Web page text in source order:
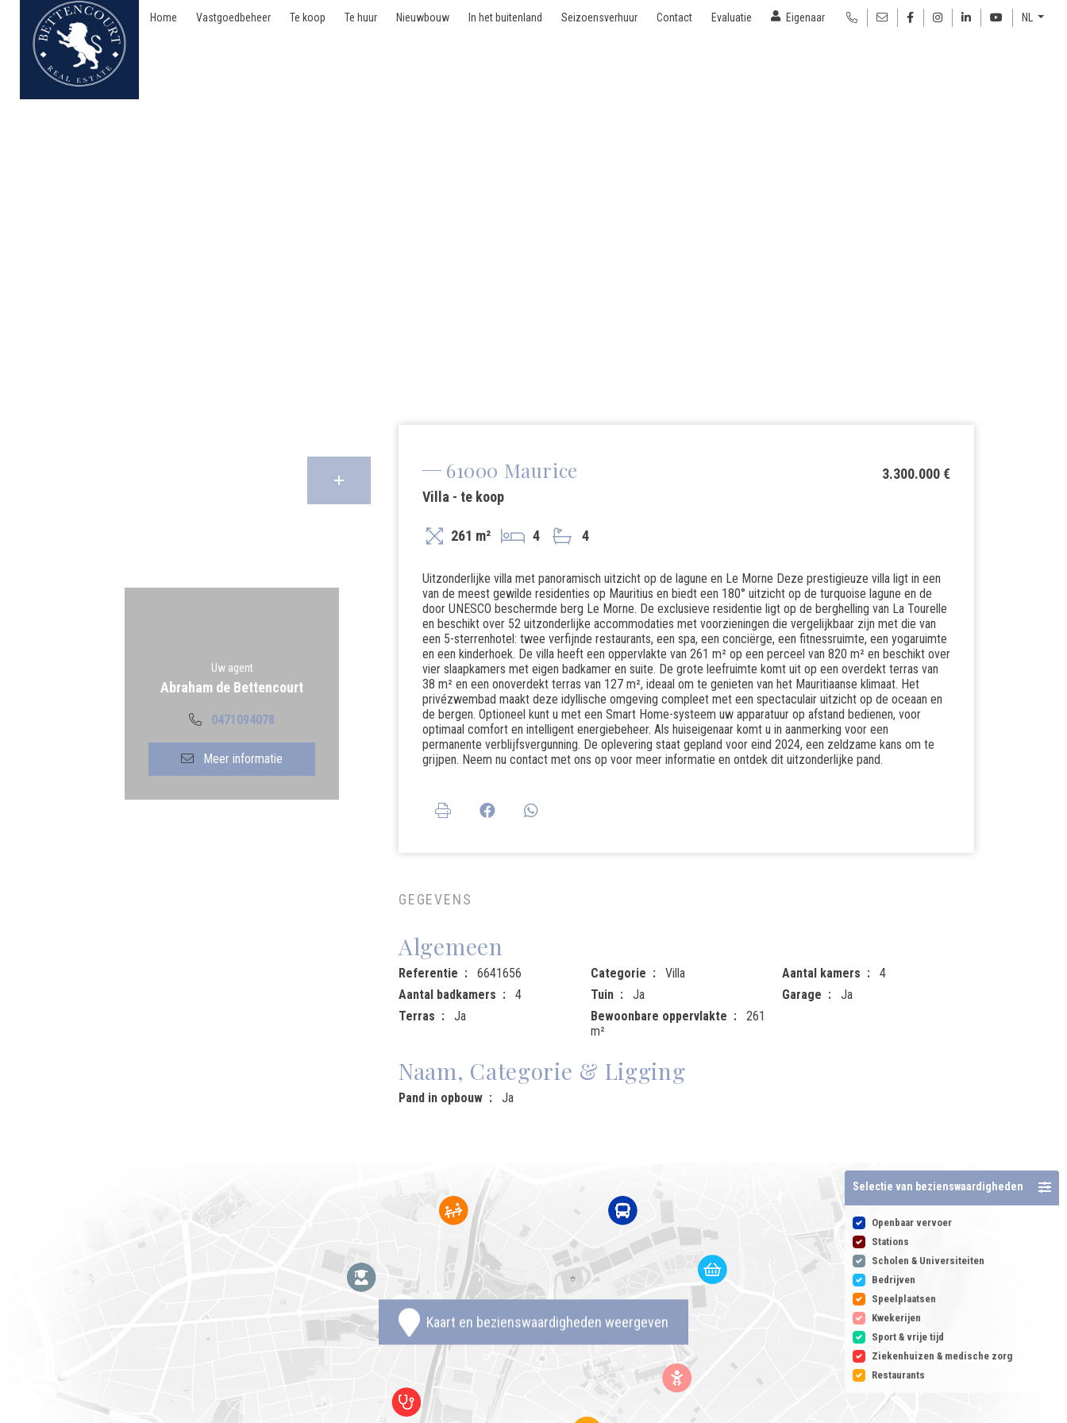
NL
Home Vastgoedbeheer Te koop Te huur Nieuwbouw In het buitenland Seizoensverhuur Contact Evaluatie Eigenaar
Villa - te koop - 61000 Maurice
Uw agent
Abraham de Bettencourt
0471094078
Meer informatie
61000 Maurice
3.300.000 €
Villa - te koop
261 m² 4 4
Uitzonderlijke villa met panoramisch uitzicht op de lagune en Le Morne Deze prestigieuze villa ligt in een
van de meest gewilde residenties op Mauritius en biedt een 180° uitzicht op de turquoise lagune en de
door UNESCO beschermde berg Le Morne. De exclusieve residentie ligt op de berghelling van La Tourelle
en beschikt over 52 uitzonderlijke accommodaties met voorzieningen die vergelijkbaar zijn met die van
een 5-sterrenhotel: twee verfijnde restaurants, een spa, een conciërge, een fitnessruimte, een yogaruimte
en een kinderhoek. De villa heeft een oppervlakte van 261 m² op een perceel van 820 m² en beschikt over
vier slaapkamers met eigen badkamer en suite. De grote leefruimte komt uit op een overdekt terras van
38 m² en een onoverdekt terras van 127 m², ideaal om te genieten van het Mauritiaanse klimaat. Het
privézwembad maakt deze idyllische omgeving compleet met een spectaculair uitzicht op de oceaan en
de bergen. Optioneel kunt u met een Smart Home-systeem uw apparatuur op afstand bedienen, voor
optimaal comfort en intelligent energiebeheer. Als huiseigenaar komt u in aanmerking voor een
permanente verblijfsvergunning. De oplevering staat gepland voor eind 2024, een zeldzame kans om te
grijpen. Neem nu contact met ons op voor meer informatie en ontdek dit uitzonderlijke pand.
GEGEVENS
Algemeen
Referentie 6641656 Categorie Villa Aantal kamers
4
Aantal badkamers
4 Tuin Ja Garage
Ja
Terras
Ja Bewoonbare oppervlakte
261
m²
Naam, Categorie & Ligging
Pand in opbouw Ja
Selectie van bezienswaardigheden
Openbaar vervoer
Stations
Scholen & Universiteiten
Bedrijven
Speelplaatsen
Kwekerijen
Sport & vrije tijd
Ziekenhuizen & medische zorg
Restaurants
Kaart en bezienswaardigheden weergeven